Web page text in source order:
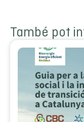
També pot